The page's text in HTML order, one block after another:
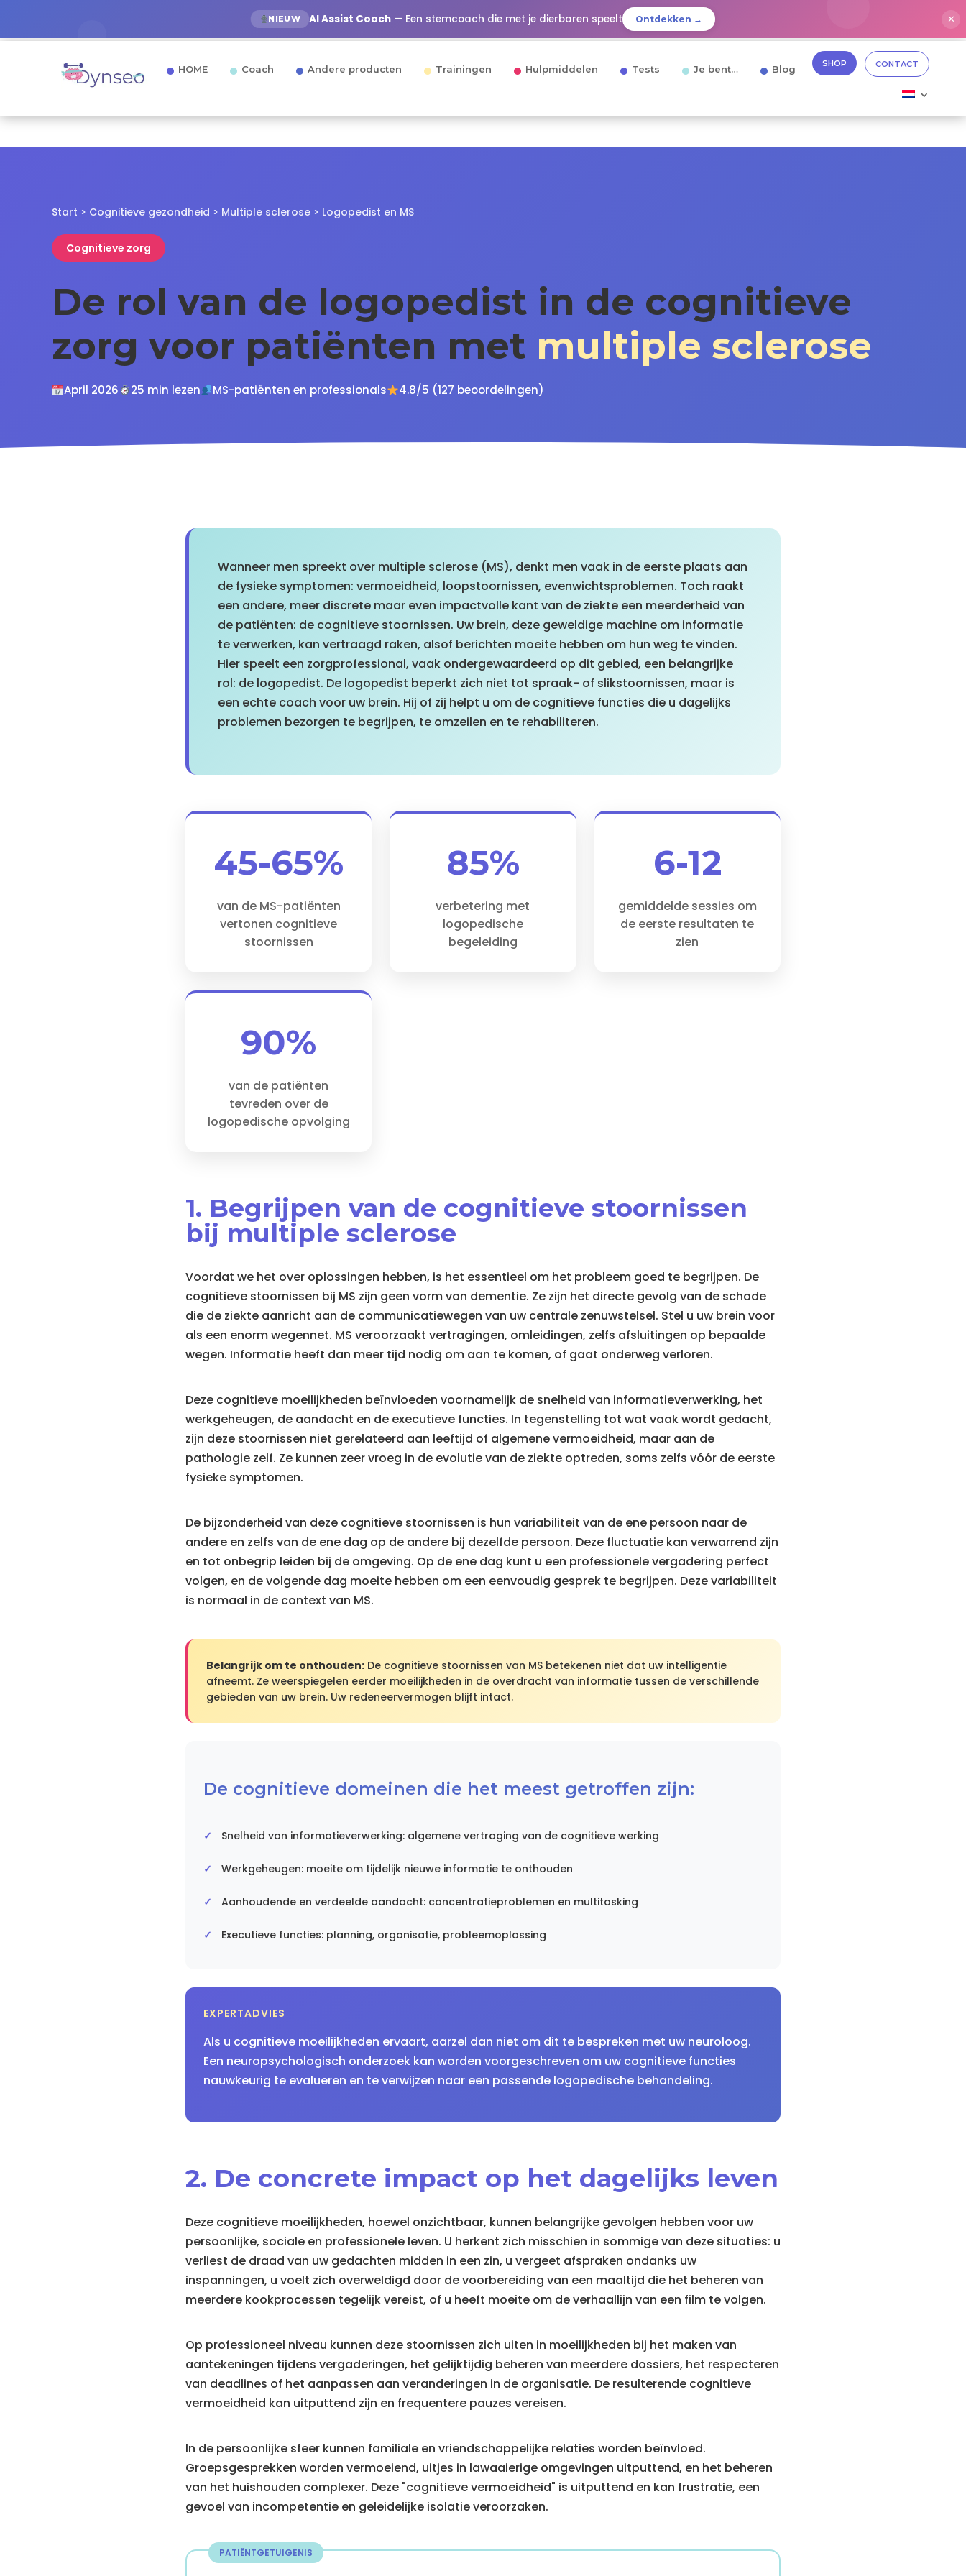
NIEUW AI Assist Coach — Een stemcoach die met je dierbaren speelt Ontdekken → ✕
HOME Coach Andere producten Trainingen Hulpmiddelen Tests Je bent… Blog SHOP CONTACT
Start > Cognitieve gezondheid > Multiple sclerose > Logopedist en MS
Cognitieve zorg
De rol van de logopedist in de cognitieve
zorg voor patiënten met multiple sclerose
April 2026 25 min lezen MS-patiënten en professionals 4.8/5 (127 beoordelingen)
Wanneer men spreekt over multiple sclerose (MS), denkt men vaak in de eerste plaats aan
de fysieke symptomen: vermoeidheid, loopstoornissen, evenwichtsproblemen. Toch raakt
een andere, meer discrete maar even impactvolle kant van de ziekte een meerderheid van
de patiënten: de cognitieve stoornissen. Uw brein, deze geweldige machine om informatie
te verwerken, kan vertraagd raken, alsof berichten moeite hebben om hun weg te vinden.
Hier speelt een zorgprofessional, vaak ondergewaardeerd op dit gebied, een belangrijke
rol: de logopedist. De logopedist beperkt zich niet tot spraak- of slikstoornissen, maar is
een echte coach voor uw brein. Hij of zij helpt u om de cognitieve functies die u dagelijks
problemen bezorgen te begrijpen, te omzeilen en te rehabiliteren.
45-65%
van de MS-patiënten
vertonen cognitieve
stoornissen
85%
verbetering met
logopedische
begeleiding
6-12
gemiddelde sessies om
de eerste resultaten te
zien
90%
van de patiënten
tevreden over de
logopedische opvolging
1. Begrijpen van de cognitieve stoornissen
bij multiple sclerose
Voordat we het over oplossingen hebben, is het essentieel om het probleem goed te begrijpen. De
cognitieve stoornissen bij MS zijn geen vorm van dementie. Ze zijn het directe gevolg van de schade
die de ziekte aanricht aan de communicatiewegen van uw centrale zenuwstelsel. Stel u uw brein voor
als een enorm wegennet. MS veroorzaakt vertragingen, omleidingen, zelfs afsluitingen op bepaalde
wegen. Informatie heeft dan meer tijd nodig om aan te komen, of gaat onderweg verloren.
Deze cognitieve moeilijkheden beïnvloeden voornamelijk de snelheid van informatieverwerking, het
werkgeheugen, de aandacht en de executieve functies. In tegenstelling tot wat vaak wordt gedacht,
zijn deze stoornissen niet gerelateerd aan leeftijd of algemene vermoeidheid, maar aan de
pathologie zelf. Ze kunnen zeer vroeg in de evolutie van de ziekte optreden, soms zelfs vóór de eerste
fysieke symptomen.
De bijzonderheid van deze cognitieve stoornissen is hun variabiliteit van de ene persoon naar de
andere en zelfs van de ene dag op de andere bij dezelfde persoon. Deze fluctuatie kan verwarrend zijn
en tot onbegrip leiden bij de omgeving. Op de ene dag kunt u een professionele vergadering perfect
volgen, en de volgende dag moeite hebben om een eenvoudig gesprek te begrijpen. Deze variabiliteit
is normaal in de context van MS.
Belangrijk om te onthouden:De cognitieve stoornissen van MS betekenen niet dat uw intelligentie
afneemt. Ze weerspiegelen eerder moeilijkheden in de overdracht van informatie tussen de verschillende
gebieden van uw brein. Uw redeneervermogen blijft intact.
De cognitieve domeinen die het meest getroffen zijn:
Snelheid van informatieverwerking: algemene vertraging van de cognitieve werking
Werkgeheugen: moeite om tijdelijk nieuwe informatie te onthouden
Aanhoudende en verdeelde aandacht: concentratieproblemen en multitasking
Executieve functies: planning, organisatie, probleemoplossing
EXPERTADVIES
Als u cognitieve moeilijkheden ervaart, aarzel dan niet om dit te bespreken met uw neuroloog.
Een neuropsychologisch onderzoek kan worden voorgeschreven om uw cognitieve functies
nauwkeurig te evalueren en te verwijzen naar een passende logopedische behandeling.
2. De concrete impact op het dagelijks leven
Deze cognitieve moeilijkheden, hoewel onzichtbaar, kunnen belangrijke gevolgen hebben voor uw
persoonlijke, sociale en professionele leven. U herkent zich misschien in sommige van deze situaties: u
verliest de draad van uw gedachten midden in een zin, u vergeet afspraken ondanks uw
inspanningen, u voelt zich overweldigd door de voorbereiding van een maaltijd die het beheren van
meerdere kookprocessen tegelijk vereist, of u heeft moeite om de verhaallijn van een film te volgen.
Op professioneel niveau kunnen deze stoornissen zich uiten in moeilijkheden bij het maken van
aantekeningen tijdens vergaderingen, het gelijktijdig beheren van meerdere dossiers, het respecteren
van deadlines of het aanpassen aan veranderingen in de organisatie. De resulterende cognitieve
vermoeidheid kan uitputtend zijn en frequentere pauzes vereisen.
In de persoonlijke sfeer kunnen familiale en vriendschappelijke relaties worden beïnvloed.
Groepsgesprekken worden vermoeiend, uitjes in lawaaierige omgevingen uitputtend, en het beheren
van het huishouden complexer. Deze "cognitieve vermoeidheid" is uitputtend en kan frustratie, een
gevoel van incompetentie en geleidelijke isolatie veroorzaken.
PATIËNTGETUIGENIS